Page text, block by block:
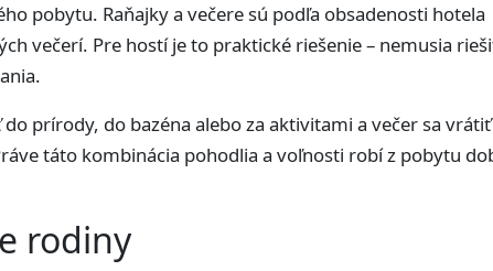
pobytu. Raňajky a večere sú podľa obsadenosti hotela
večerí. Pre hostí je to praktické riešenie – nemusia
prírody, do bazéna alebo za aktivitami a večer sa
táto kombinácia pohodlia a voľnosti robí z pobytu
rodiny